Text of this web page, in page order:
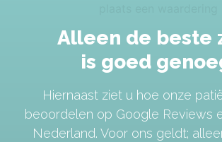
Alleen de beste
is goed
Hiernaast ziet u hoe onze
beoordelen op Google Reviews
Nederland. Voor ons geldt;